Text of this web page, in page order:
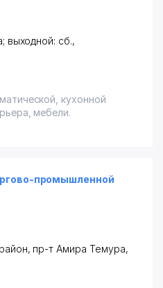
как сашими и
изысканные
японские десерты.
выходной: сб.,
кухонной
мебели.
промышленной
, пр-т Амира Темура,